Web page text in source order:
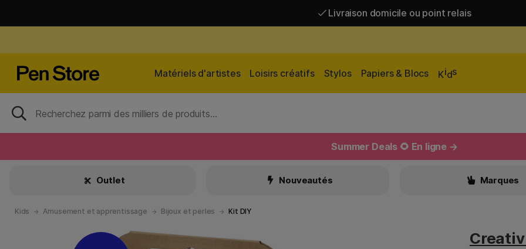
Livraison domicile ou point relais
Matériels d'artistes Loisirs créatifs Stylos Papiers & Blocs Kids
Summer Deals 🌻 En ligne →
Outlet Nouveautés Marques
Kids Amusement et apprentissage Bijoux et perles Kit DIY